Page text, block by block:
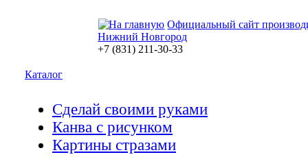
Официальный сайт
Нижний Новгород
+7 (831) 211-30-33
Каталог
Сделай своими руками
Канва с рисунком
Картины стразами